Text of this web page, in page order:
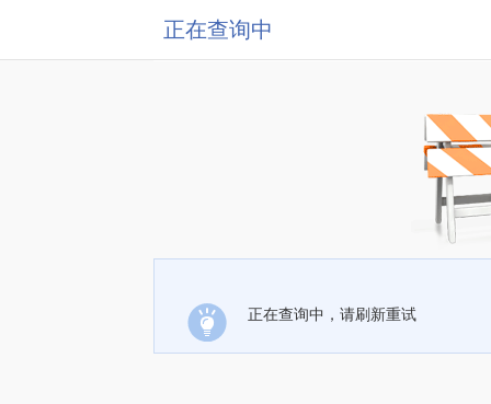
正在查询中
正在查询中，请刷新重试